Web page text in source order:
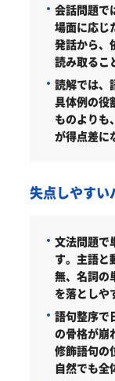
会話問題で
場面に応じ
発話から、
読み取るこ
読解では、
具体例の役
ものよりも
が得点差に
失点しやすい
文法問題で
す。主語と
無、名詞の
を落としや
語句整序で
の骨格が崩
修飾語句の
自然でも全